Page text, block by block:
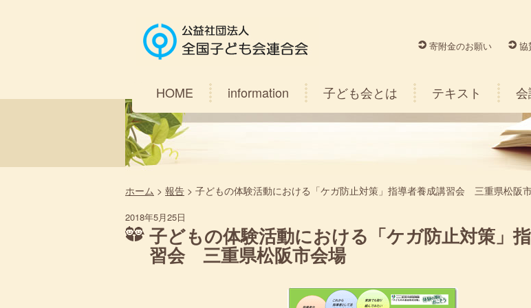
寄附金のお願い 協
HOME information 子ども会とは テキスト
ホーム > 報告 > 子どもの体験活動における「ケガ防止対策」指導者養成講習会 三重県松阪
2018年5月25日
子どもの体験活動における「ケガ防止対策」
習会 三重県松阪市会場